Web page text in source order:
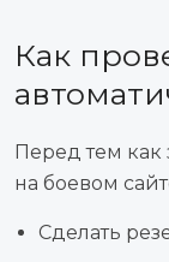
Как
Перед тем как
на боевом
Сделать